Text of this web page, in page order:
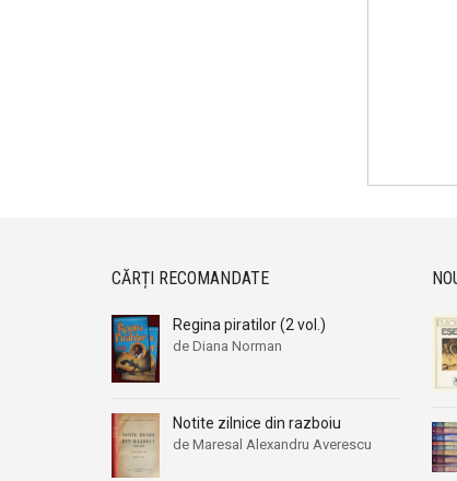
CĂRȚI RECOMANDATE
Regina piratilor (2 vol.)
de Diana Norman
fost:
64,00 lei.
39,00 lei.
Notite zilnice din razboiu
de Maresal Alexandru Averescu